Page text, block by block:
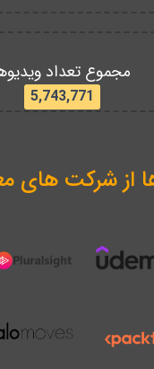
مجموع تعداد ویدیوها
5,743,771
از شرکت های